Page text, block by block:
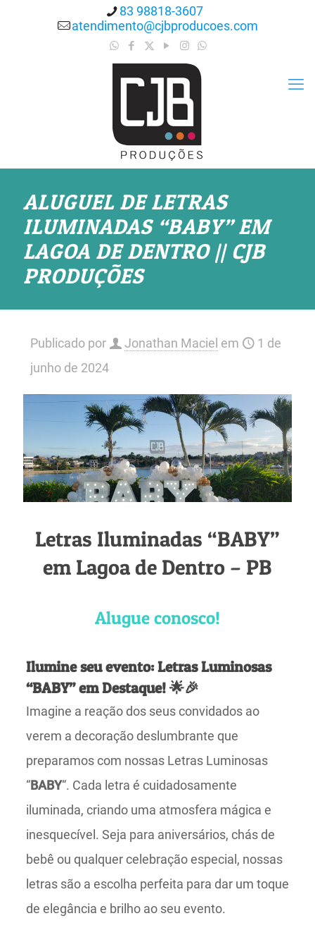
83 98818-3607
atendimento@cjbproducoes.com
ALUGUEL DE LETRAS
ILUMINADAS “BABY” EM
LAGOA DE DENTRO || CJB
PRODUÇÕES
Publicado por Jonathan Maciel em
1 de
junho de 2024
Letras Iluminadas “BABY”
em Lagoa de Dentro – PB
Alugue conosco!
Ilumine seu evento: Letras Luminosas
“BABY” em Destaque! 🌟🎉
Imagine a reação dos seus convidados ao
verem a decoração deslumbrante que
preparamos com nossas Letras Luminosas
“BABY“. Cada letra é cuidadosamente
iluminada, criando uma atmosfera mágica e
inesquecível. Seja para aniversários, chás de
bebê ou qualquer celebração especial, nossas
letras são a escolha perfeita para dar um toque
de elegância e brilho ao seu evento.